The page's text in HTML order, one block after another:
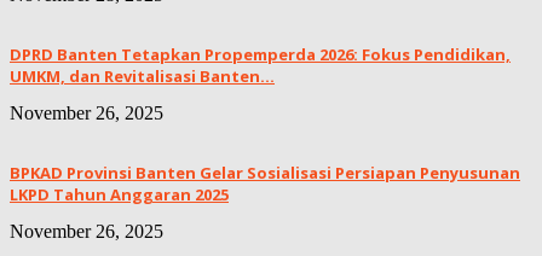
DPRD Banten Tetapkan Propemperda 2026: Fokus Pendidikan,
UMKM, dan Revitalisasi Banten...
November 26, 2025
BPKAD Provinsi Banten Gelar Sosialisasi Persiapan Penyusunan
LKPD Tahun Anggaran 2025
November 26, 2025